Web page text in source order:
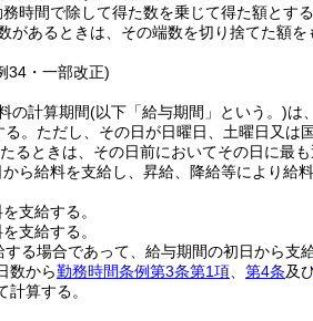
時間で除して得た数を乗じて得た額とする
があるときは、その端数を切り捨てた額
34・一部改正)
の計算期間(以下「給与期間」という。)は
。 ただし、その日が日曜日、土曜日又は
るときは、その日前においてその日に最
ら給料を支給し、昇給、降給等により
支給する。
支給する。
る場合であって、給与期間の初日から
数から勤務時間条例第3条第1項 第4条及
算する。